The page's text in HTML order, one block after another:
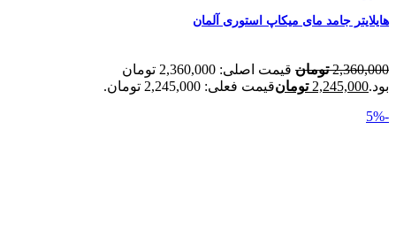
هایلایتر جامد مای میکاپ استوری آلمان
2,360,000 تومان
قیمت اصلی: 2,360,000 تومان
بود.2,245,000 تومانقیمت فعلی: 2,245,000 تومان.
-5%